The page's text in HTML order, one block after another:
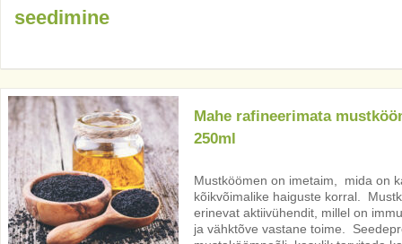
seedimine
Mahe rafineerimata
250ml
Mustköömen on imetaim, mida on
kõikvõimalike haiguste korral.
erinevat aktiivühendit, millel on
ja vähktõve vastane toime.